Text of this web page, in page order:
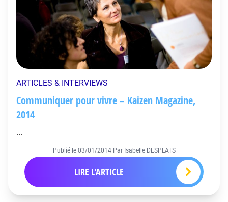
ARTICLES & INTERVIEWS
Communiquer pour vivre – Kaizen Magazine,
2014
...
Publié le 03/01/2014 Par Isabelle DESPLATS
LIRE L'ARTICLE